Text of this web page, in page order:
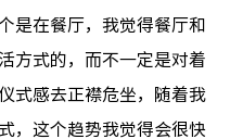
是在餐厅，我觉得餐厅和
方式的，而不一定是对着
式感去正襟危坐，随着我
，这个趋势我觉得会很快